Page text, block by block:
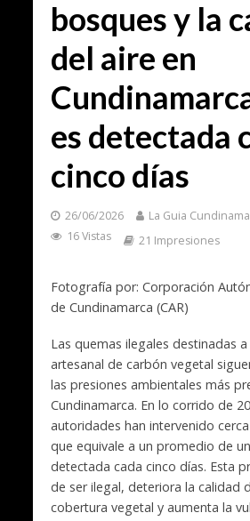
bosques y la
del aire en
es detectada
cinco días
26/06/2026
La Guia
16 Vistas
21 Impresiones
Fotografía por: Corporación
de Cundinamarca (CAR)
Las quemas ilegales destinadas
artesanal de carbón vegetal
las presiones ambientales más
Cundinamarca. En lo corrido de
autoridades han intervenido
que equivale a un promedio de
detectada cada cinco días. Esta
de ser ilegal, deteriora la calidad
cobertura vegetal y aumenta la